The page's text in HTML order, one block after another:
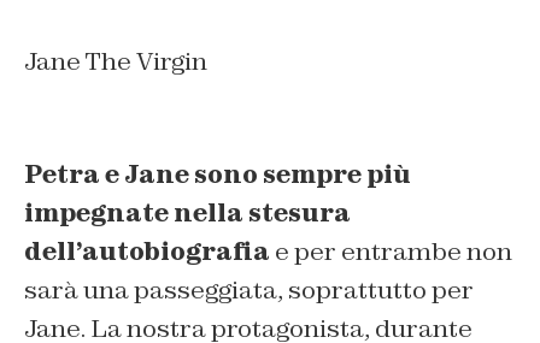
Jane The Virgin
Petra e Jane sono sempre più
impegnate nella stesura
dell’autobiografia e per entrambe non
sarà una passeggiata, soprattutto per
Jane. La nostra protagonista, durante